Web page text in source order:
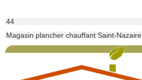
44
Magasin plancher chauffant Saint-Nazaire